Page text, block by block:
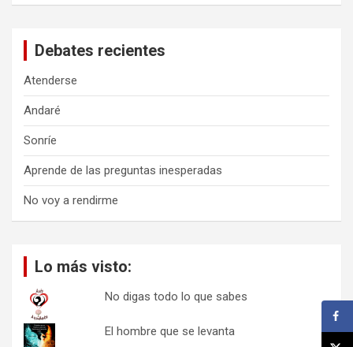
Debates recientes
Atenderse
Andaré
Sonríe
Aprende de las preguntas inesperadas
No voy a rendirme
Lo más visto:
No digas todo lo que sabes
El hombre que se levanta